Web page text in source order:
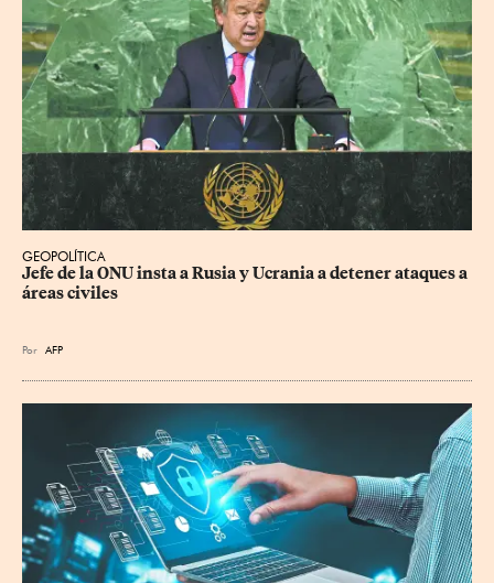
GEOPOLÍTICA
Jefe de la ONU insta a Rusia y Ucrania a detener ataques a
áreas civiles
Por AFP